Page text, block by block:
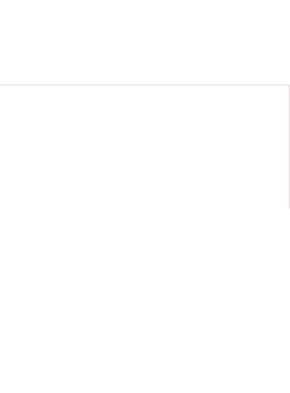
入學條件包括中學文憑考試數